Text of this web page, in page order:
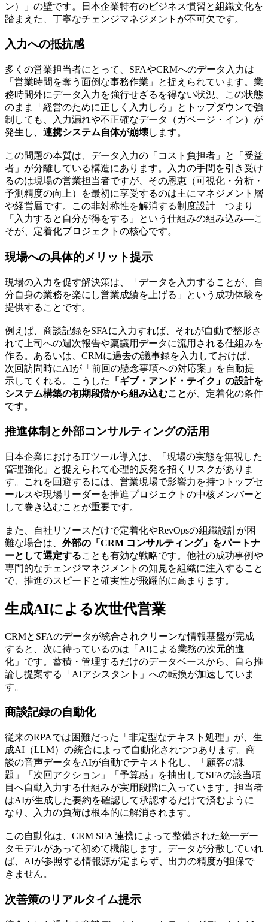
ン）」の壁です。日本企業特有のビジネス慣習と組織文化を
踏まえた、丁寧なチェンジマネジメントが不可欠です。
入力への抵抗感
多くの営業担当者にとって、SFAやCRMへのデータ入力は
「営業時間を奪う面倒な事務作業」と捉えられています。業
務時間外にデータ入力を強行せざるを得ない状況。この状態
のまま「経営のために正しく入力しろ」とトップダウンで強
制しても、入力漏れや不正確なデータ（ガベージ・イン）が
発生し、 連携システム自体が崩壊します。
この問題の本質は、データ入力の「コスト負担者」と「受益
者」が分離している構造にあります。入力の手間を引き受け
るのは現場の営業担当者ですが、その恩恵（可視化・分析・
予測精度の向上）を最初に享受するのは主にマネジメント層
や経営層です。この非対称性を解消する制度設計―つまり
「入力すると自分が得をする」という仕組みの組み込み―こ
そが、定着化プロジェクトの核心です。
現場への具体的メリット提示
現場の入力を促す解決策は、
「データを入力することが、自
分自身の業務を楽にし営業成績を上げる」という成功体験を
提供すること です。
例えば、商談記録をSFAに入力すれば、それが自動で整形さ
れて上司への週次報告や稟議用データに流用される仕組みを
作る。あるいは、CRMに過去の議事録を入力しておけば、
次回訪問時にAIが「前回の懸念事項への対応案」を自動提
示してくれる。こうした
「ギブ・アンド・テイク」の設計を
システム構築の初期段階から組み込むことが、定着化の条件
です。
推進体制と外部コンサルティングの活用
日本企業におけるITツール導入は、「現場の実態を無視した
管理強化」と捉えられて心理的反発を招くリスクがありま
す。これを回避するには、営業現場で影響力を持つトップセ
ールスや現場リーダーを推進プロジェクトの中核メンバーと
して巻き込むことが重要です。
また、自社リソースだけで定着化やRevOpsの組織設計が困
難な場合は、 外部の「CRM コンサルティング」をパートナ
ーとして選定することも有効な戦略です。他社の成功事例や
専門的なチェンジマネジメントの知見を組織に注入すること
で、推進のスピードと確実性が飛躍的に高まります。
生成AIによる次世代営業
CRMとSFAのデータが統合されクリーンな情報基盤が完成
すると、次に待っているのは「AIによる業務の次元的進
化」です。蓄積・管理するだけのデータベースから、自ら推
論し提案する「AIアシスタント」への転換が加速していま
す。
商談記録の自動化
従来のRPAでは困難だった「非定型なテキスト処理」が、生
成AI（LLM）の統合によって自動化されつつあります。商
談の音声データをAIが自動でテキスト化し、「顧客の課
題」「次回アクション」「予算感」を抽出してSFAの該当項
目へ自動入力する仕組みが実用段階に入っています。担当者
はAIが生成した要約を確認して承認するだけで済むように
なり、入力の負荷は根本的に解消されます。
この自動化は、 CRM SFA 連携によって整備された統一デー
タモデルがあって初めて機能します。データが分散していれ
ば、AIが参照する情報源が定まらず、出力の精度が担保で
きません。
次善策のリアルタイム提示